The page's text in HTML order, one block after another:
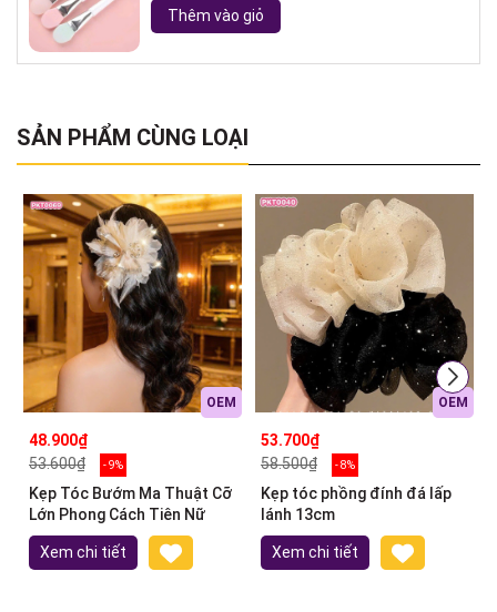
Thêm vào giỏ
SẢN PHẨM CÙNG LOẠI
OEM
48.900₫
53.600₫
- 9%
Kẹp Tóc Bướm Ma Thuật Cỡ
Lớn Phong Cách Tiên Nữ
Xem chi tiết
OEM
53.700₫
58.500₫
- 8%
Kẹp tóc phồng đính đá lấp
lánh 13cm
Xem chi tiết